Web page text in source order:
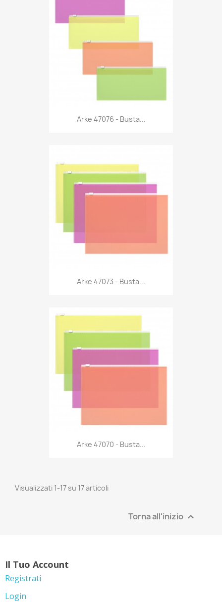
Anteprima
Arke 47076 - Busta...
Anteprima
Arke 47073 - Busta...
Anteprima
Arke 47070 - Busta...
Visualizzati 1-17 su 17 articoli
Torna all'inizio 
Il Tuo Account
Registrati
Login